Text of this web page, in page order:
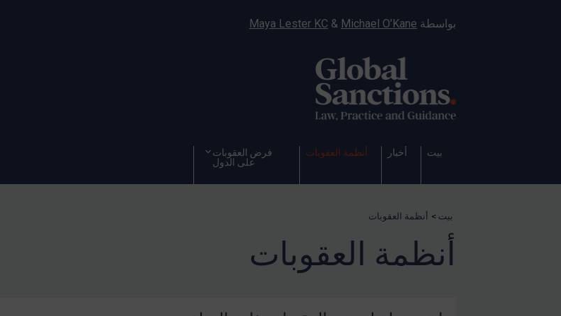
بواسطة Maya Lester KC & Michael O’Kane
بيت أخبار أنظمة العقوبات
فرض العقوبات
على الدول
بيت > أنظمة العقوبات
أنظمة العقوبات